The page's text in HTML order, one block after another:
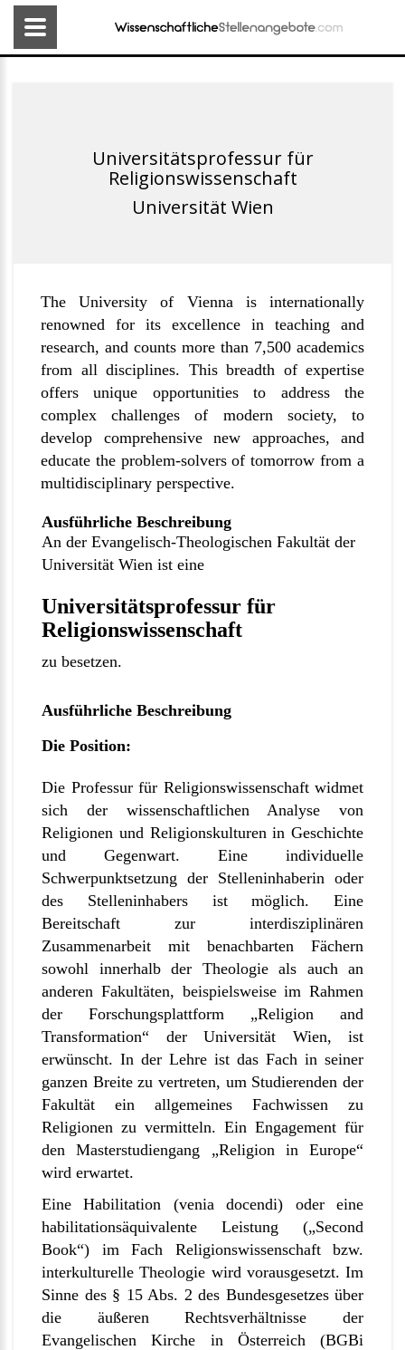
Universitätsprofessur für
Religionswissenschaft
Universität Wien
The University of Vienna is internationally
renowned for its excellence in teaching and
research, and counts more than 7,500 academics
from all disciplines. This breadth of expertise
offers unique opportunities to address the
complex challenges of modern society, to
develop comprehensive new approaches, and
educate the problem-solvers of tomorrow from a
multidisciplinary perspective.
Ausführliche Beschreibung
An der Evangelisch-Theologischen Fakultät der
Universität Wien ist eine
Universitätsprofessur für
Religionswissenschaft
zu besetzen.
Ausführliche Beschreibung
Die Position:
Die Professur für Religionswissenschaft widmet
sich der wissenschaftlichen Analyse von
Religionen und Religionskulturen in Geschichte
und Gegenwart. Eine individuelle
Schwerpunktsetzung der Stelleninhaberin oder
des Stelleninhabers ist möglich. Eine
Bereitschaft zur interdisziplinären
Zusammenarbeit mit benachbarten Fächern
sowohl innerhalb der Theologie als auch an
anderen Fakultäten, beispielsweise im Rahmen
der Forschungsplattform „Religion and
Transformation“ der Universität Wien, ist
erwünscht. In der Lehre ist das Fach in seiner
ganzen Breite zu vertreten, um Studierenden der
Fakultät ein allgemeines Fachwissen zu
Religionen zu vermitteln. Ein Engagement für
den Masterstudiengang „Religion in Europe“
wird erwartet.
Eine Habilitation (venia docendi) oder eine
habilitationsäquivalente Leistung („Second
Book“) im Fach Religionswissenschaft bzw.
interkulturelle Theologie wird vorausgesetzt. Im
Sinne des § 15 Abs. 2 des Bundesgesetzes über
die äußeren Rechtsverhältnisse der
Evangelischen Kirche in Österreich (BGBi